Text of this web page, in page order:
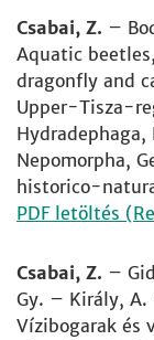
Csabai, Z. –
Aquatic
dragonfly and
Upper-Tisza-
Nepomorpha,
historico-
PDF letöltés
Csabai, Z. –
Gy. – Király,
Vízibogarak és